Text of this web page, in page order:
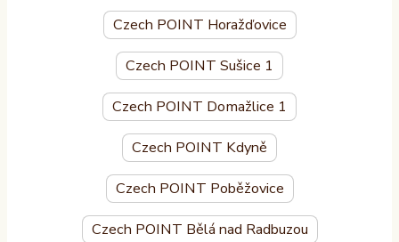
Czech POINT Horažďovice
Czech POINT Sušice 1
Czech POINT Domažlice 1
Czech POINT Kdyně
Czech POINT Poběžovice
Czech POINT Bělá nad Radbuzou